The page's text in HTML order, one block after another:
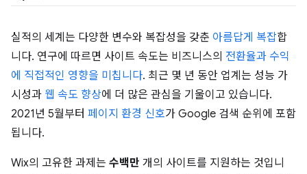
실적의 세계는 다양한 변수와 복잡성을 갖춘 아름답게 복잡합
니다. 연구에 따르면 사이트 속도는 비즈니스의 전환율과 수익
에 직접적인 영향을 미칩니다. 최근 몇 년 동안 업계는 성능 가
시성과 웹 속도 향상에 더 많은 관심을 기울이고 있습니다.
2021년 5월부터 페이지 환경 신호가 Google 검색 순위에 포함
됩니다.
Wix의 고유한 과제는 수백만 개의 사이트를 지원하는 것입니